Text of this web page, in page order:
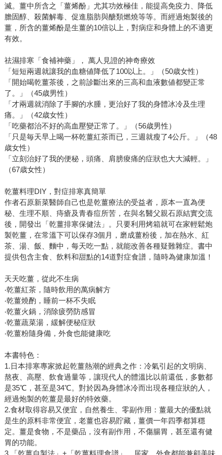
滅。薑中所含之「薑烯酚」尤其功效極佳，能提高免疫力、降低
膽固醇、殺菌解毒、促進脂肪與醣類燃燒等等。而經過炮製後的
薑，所含的薑烯酚是生薑的10倍以上，對病症和身體上的不適更
有效。
祛濕排寒「食補神藥」， 萬人見證的神奇療效
「短短兩週就讓我的血糖値降低了100以上。」（50歳女性）
「開始喝乾薑茶後，之前診斷出來的三高和血液數値都變正常
了。」（45歳男性）
「才兩週就消除了手腳的水腫，更治好了我的身體冰冷及生理
痛。」（42歳女性）
「吃藥都治不好的高血壓變正常了。」（56歳男性）
「只是毎天早上喝一杯乾薑紅茶而已，三週就瘦了4公斤。」（48
歳女性）
「立刻治好了我的便秘，頭痛、肩膀痠痛的症狀也大大減輕。」
（67歳女性）
乾薑料理DIY，對症排寒真簡單
作者石原新菜醫師自己也是乾薑療法的受益者，原本一直為便
秘、生理不順、痔瘡及青春痘所苦，在與名醫父親石原結實交流
後，開發出「乾薑排寒保健法」。只要利用烤箱就可在家輕鬆炮
製乾薑，在常溫下可以保存3個月，磨成薑粉後，加在熱水、紅
茶、湯、飯、麵中，每天吃一點，就能改善各種疑難雜症。書中
提供包含主食、飲料和甜點的14道對症食譜，隨時為健康加溫！
天天吃薑，從此不生病
‧乾薑紅茶，隨時飲用的萬病解方
‧乾薑燒酌，睡前一杯不失眠
‧乾薑火鍋，消除疲勞防感冒
‧乾薑蔬菜湯，緩解便秘症狀
‧乾薑粉隨身備，外食也能健康吃
本書特色：
1.日本排寒專家掀起乾薑熱潮的經典之作：冷氣引起的文明病、
熬夜、高壓、飲食過量等，讓現代人的體溫比以前還低，多數都
是35℃，甚至是34℃。對於因為身體冰冷而出現各種症狀的人，
經過炮製的乾薑是最好的特效藥。
2.食材取得容易又便宜，自然養生、零副作用：薑最大的優點就
是生的原料非常便宜，老薑也容易貯藏，薑價一年四季都算穩
定。薑是食物，不是藥品，沒有副作用，不傷腸胃，甚至還有健
胃的功能。
3.「乾薑自製法」+「乾薑料理食譜」，居家、外食都能兼顧美味